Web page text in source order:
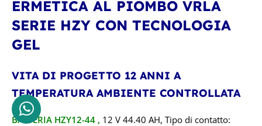
ERMETICA AL PIOMBO VRLA
SERIE HZY CON TECNOLOGIA
GEL
VITA DI PROGETTO 12 ANNI A
TEMPERATURA AMBIENTE CONTROLLATA
BATTERIA HZY12-44 , 12 V 44.40 AH, Tipo di contatto: